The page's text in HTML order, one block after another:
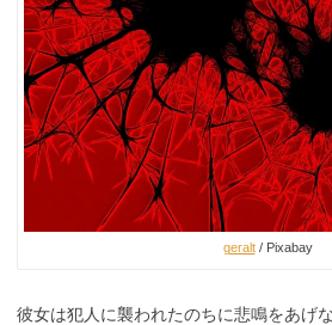
geralt/ Pixabay
彼女は犯人に襲われたのちに悲鳴をあげ